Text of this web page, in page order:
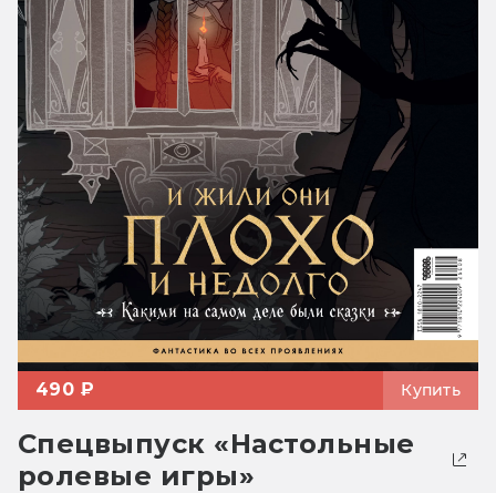
490 ₽ Купить
Спецвыпуск «Настольные
ролевые игры»